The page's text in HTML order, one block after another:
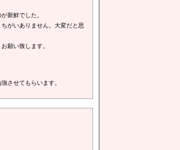
新鮮でした。
がいありません。大変だと思
願い致します。
させてもらいます。